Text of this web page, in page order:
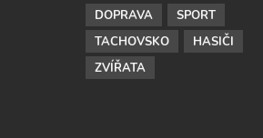
DOPRAVA
SPORT
TACHOVSKO
HASIČI
ZVÍŘATA